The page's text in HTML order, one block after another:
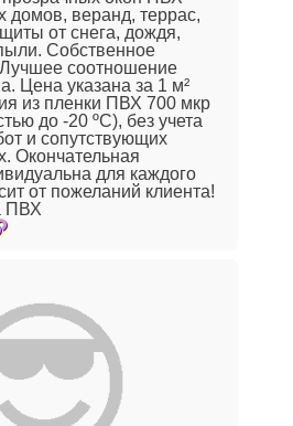
домов, веранд, террас,
от снега, дождя,
Собственное
соотношение
Цена указана за 1 м²
из пленки ПВХ 700 мкр
до -20 ºС), без учета
и сопутствующих
Окончательная
для каждого
от пожеланий клиента!
ПВХ